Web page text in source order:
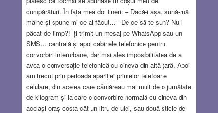
cumpărături. În fața mea doi tineri: – Dacă-i așa, sună-mă
mâine și spune-mi ce-ai făcut…– De ce să te sun? Nu-i
păcat de timp?! Îți trimit un mesaj pe WhatsApp sau un
SMS… centrală și apoi cabinele telefonice pentru
convorbiri interurbane, dar mai ales imposibilitatea de a
avea o conversație telefonică cu cineva din altă țară. Apoi
am trecut prin perioada apariției primelor telefoane
celulare, din acelea care cântăreau mai mult de o jumătate
de kilogram și la care o convorbire normală cu cineva din
același oraș costa cât un litru de ulei, sau două sticle de